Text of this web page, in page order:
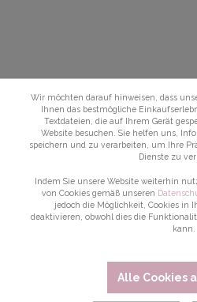
Wir möchten darauf hinweisen, dass
Ihnen das bestmögliche
Textdateien, die auf Ihrem Gerät
Website besuchen. Sie helfen uns,
speichern und zu verarbeiten, um Ihre
Dienste zu
Indem Sie unsere Website weiterhin
von Cookies gemäß unseren
jedoch die Möglichkeit, Cookies in
deaktivieren, obwohl dies die
kann.
Alle Cookies